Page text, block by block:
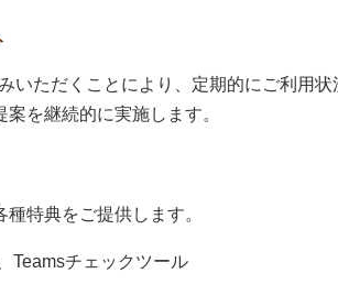
いただくことにより、定期的にご利用
を継続的に実施します。
特典をご提供します。
Teamsチェックツール